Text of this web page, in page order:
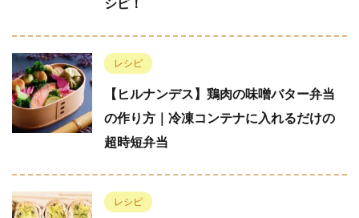
シピ！
レシピ
【ヒルナンデス】鶏肉の味噌バター弁当
の作り方｜冷凍コンテナに入れるだけの
超時短弁当
レシピ